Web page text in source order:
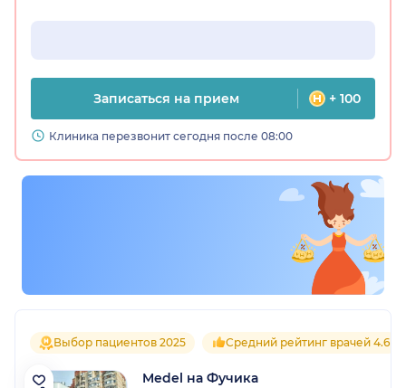
Записаться на прием + 100
Клиника перезвонит сегодня после 08:00
Выбор пациентов 2025 Средний рейтинг врачей 4.6
Medel на Фучика